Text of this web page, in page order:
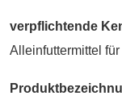
verpflichtende
Alleinfuttermittel